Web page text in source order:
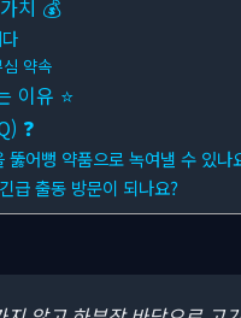
치 💰
약속
이유 ⭐
❓
어뻥 약품으로 녹여낼 수 있나
급 출동 방문이 되나요?